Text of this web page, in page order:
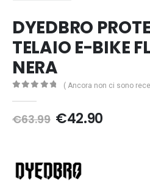
DYEDBRO
TELAIO E-BIKE
NERA
( Ancora non ci sono
€63.99 Il
era:
€63.99.
€42.90Il